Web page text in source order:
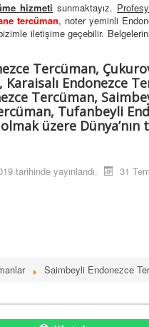
hizmeti sunmaktayız.
tercüman, noter yeminli
iletişime geçebilir.
Tercüman,
Endonezce
Tercüman,
Tufanbeyli
üzere
tarihinde yayınlandı.
31
Saimbeyli Endonezce